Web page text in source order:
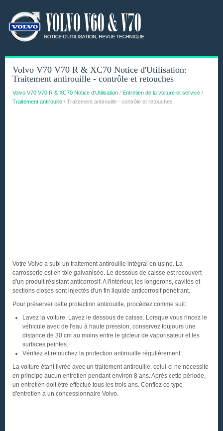
Volvo V70 V70 R & XC70 Notice d'Utilisation:
Traitement antirouille - contrôle et retouches
Volvo V70 V70 R & XC70 Notice d'Utilisation / Entretien de la voiture et service /
Traitement antirouille / Traitement antirouille - contrôle et retouches
Votre Volvo a subi un traitement antirouille intégral en usine. La
carrosserie est en tôle galvanisée. Le dessous de caisse est recouvert
d'un produit résistant anticorrosif. A l'intérieur, les longerons, cavités et
sections closes sont injectés d'un fin liquide anticorrosif pénétrant.
Pour préserver cette protection antirouille, procédez comme suit:
Lavez la voiture. Lavez le dessous de caisse. Lorsque vous rincez le
véhicule avec de l'eau à haute pression, conservez toujours une
distance de 30 cm au moins entre le gicleur de vaporisateur et les
surfaces peintes.
Vérifiez et retouchez la protection antirouille régulièrement.
La voiture étant livrée avec un traitement antirouille, celui-ci ne nécessite
en principe aucun entretien pendant environ 8 ans. Après cette période,
un entretien doit être effectué tous les trois ans. Confiez ce type
d'entretien à un concessionnaire Volvo.